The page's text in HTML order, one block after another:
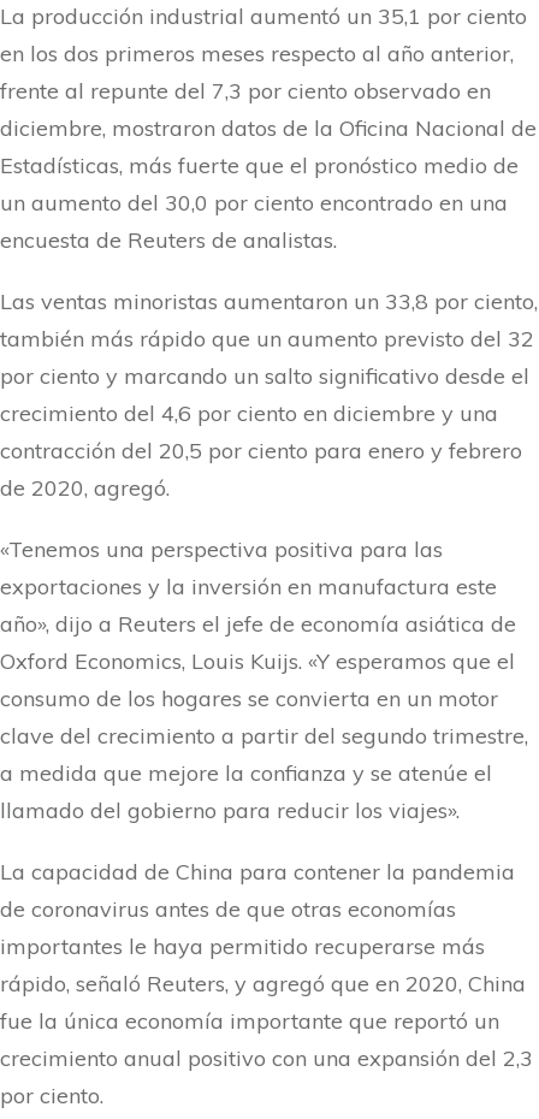
La producción industrial aumentó un 35,1 por ciento
en los dos primeros meses respecto al año anterior,
frente al repunte del 7,3 por ciento observado en
diciembre, mostraron datos de la Oficina Nacional de
Estadísticas, más fuerte que el pronóstico medio de
un aumento del 30,0 por ciento encontrado en una
encuesta de Reuters de analistas.
Las ventas minoristas aumentaron un 33,8 por ciento,
también más rápido que un aumento previsto del 32
por ciento y marcando un salto significativo desde el
crecimiento del 4,6 por ciento en diciembre y una
contracción del 20,5 por ciento para enero y febrero
de 2020, agregó.
«Tenemos una perspectiva positiva para las
exportaciones y la inversión en manufactura este
año», dijo a Reuters el jefe de economía asiática de
Oxford Economics, Louis Kuijs. «Y esperamos que el
consumo de los hogares se convierta en un motor
clave del crecimiento a partir del segundo trimestre,
a medida que mejore la confianza y se atenúe el
llamado del gobierno para reducir los viajes».
La capacidad de China para contener la pandemia
de coronavirus antes de que otras economías
importantes le haya permitido recuperarse más
rápido, señaló Reuters, y agregó que en 2020, China
fue la única economía importante que reportó un
crecimiento anual positivo con una expansión del 2,3
por ciento.